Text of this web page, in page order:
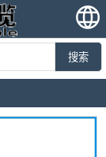
搜索